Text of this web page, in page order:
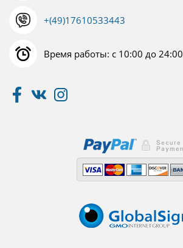
+(49)17610533443
Время работы: с 10:00 до 24:00